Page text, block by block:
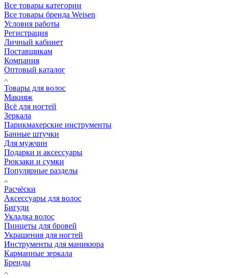
Все товары категории
Все товары бренда Weisen
Условия работы
Регистрация
Личный кабинет
Поставщикам
Компания
Оптовый каталог
Товары для волос
Макияж
Всё для ногтей
Зеркала
Парикмахерские инструменты
Банные штучки
Для мужчин
Подарки и аксессуары
Рюкзаки и сумки
Популярные разделы
Расчёски
Аксессуары для волос
Бигуди
Укладка волос
Пинцеты для бровей
Украшения для ногтей
Инструменты для маникюра
Карманные зеркала
Бренды